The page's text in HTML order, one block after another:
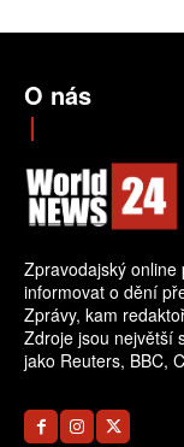
O nás
Zpravodajský online
informovat o dění
Zprávy, kam
Zdroje jsou největší
jako Reuters, BBC,